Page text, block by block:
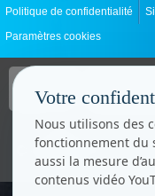
Politique de confidentialité
Paramètres cookies
Votre
Nous utilisons des
fonctionnement du
aussi la mesure
contenus vidéo